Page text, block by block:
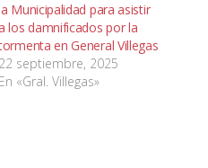
Municipalidad para asistir
los damnificados por la
en General Villegas
22 septiembre, 2025
En «Gral. Villegas»